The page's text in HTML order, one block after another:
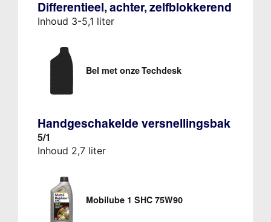
Differentieel, achter, zelfblokkerend
Inhoud 3-5,1 liter
Bel met onze Techdesk
Handgeschakelde versnellingsbak
5/1
Inhoud 2,7 liter
Mobilube 1 SHC 75W90